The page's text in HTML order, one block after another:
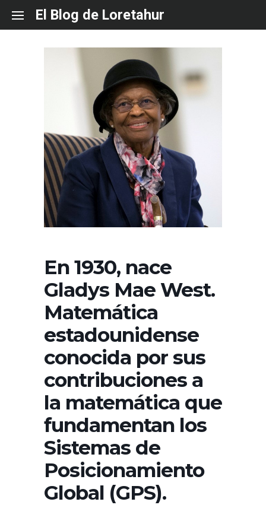
content
El Blog de Loretahur
En 1930, nace
Gladys Mae West.
Matemática
estadounidense
conocida por sus
contribuciones a
la matemática que
fundamentan los
Sistemas de
Posicionamiento
Global (GPS).